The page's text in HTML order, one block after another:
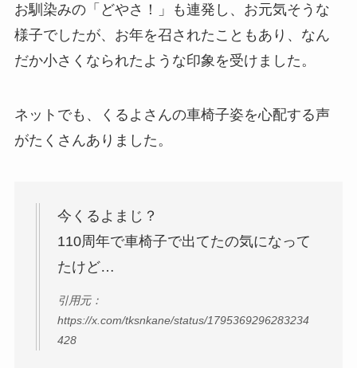
お馴染みの「どやさ！」も連発し、お元気そうな
様子でしたが、お年を召されたこともあり、なん
だか小さくなられたような印象を受けました。
ネットでも、くるよさんの車椅子姿を心配する声
がたくさんありました。
今くるよまじ？
110周年で車椅子で出てたの気になって
たけど…
引用元：
https://x.com/tksnkane/status/1795369296283234
428